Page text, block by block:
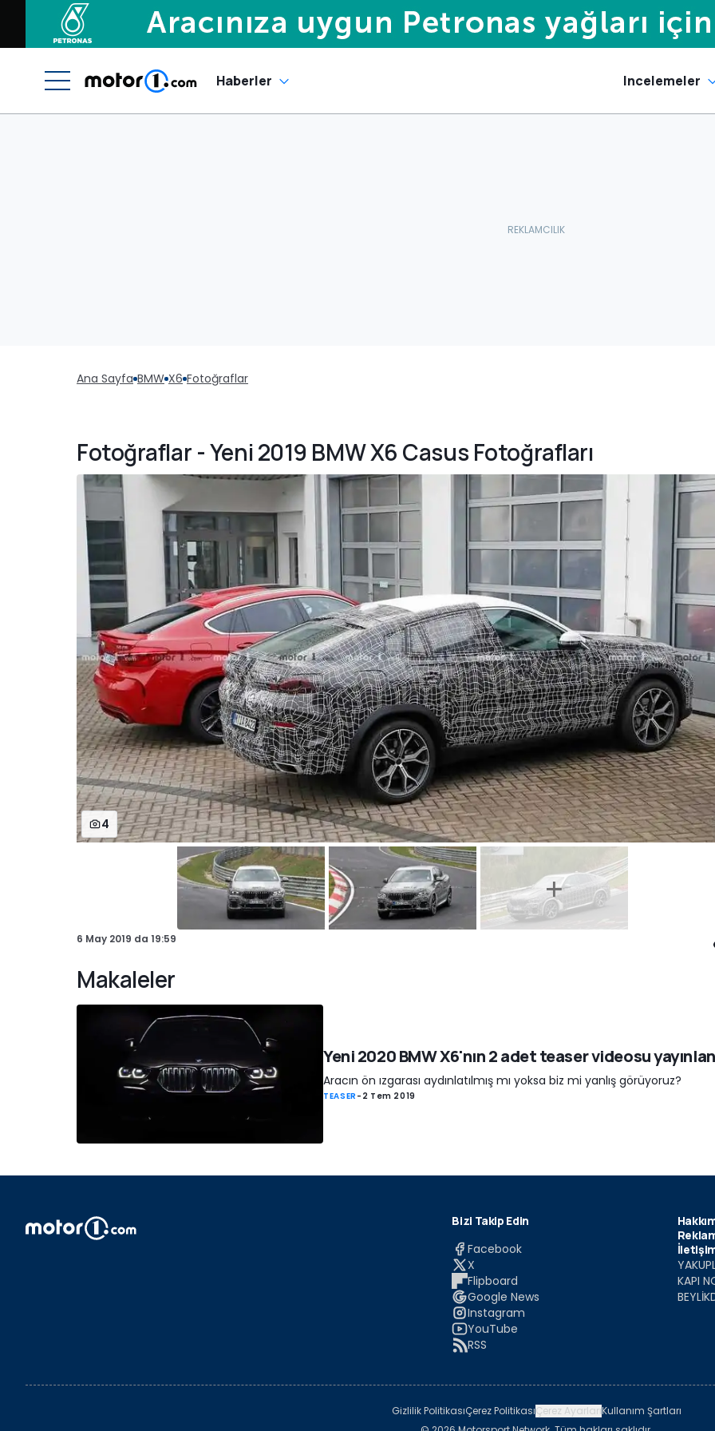
Haberler Incelemeler
Ana Sayfa BMW X6 Fotoğraflar
Fotoğraflar - Yeni 2019 BMW X6 Casus Fotoğrafları
4
6 May 2019 da 19:59
Makaleler
Yeni 2020 BMW X6'nın 2 adet teaser videosu
Aracın ön ızgarası aydınlatılmış mı yoksa biz mi yanlış görüyoruz?
TEASER - 2 Tem 2019
Bizi Takip Edin
Facebook
X
Flipboard
Google News
Instagram
YouTube
RSS
KAPI
Gizlilik PolitikasıÇerez PolitikasıÇerez AyarlarıKullanım Şartları